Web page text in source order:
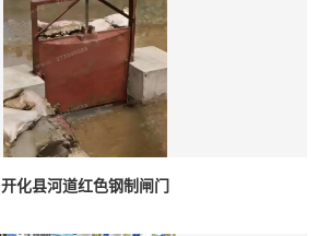
开化县河道红色钢制闸门